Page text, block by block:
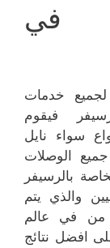
في
خدمات
فيقوم
سواء نايل
الوصلات
بالرسيفر
والذي يتم
من في عالم
افضل نتائج